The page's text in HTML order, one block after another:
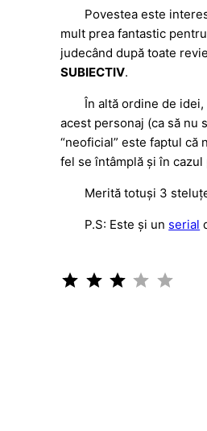
Povestea este
mult prea fantastic
judecând după toate
SUBIECTIV.
În altă ordine de
acest personaj (ca să nu
“neoficial” este faptul că
fel se întâmplă și în
Merită totuși 3
P.S: Este și un serial